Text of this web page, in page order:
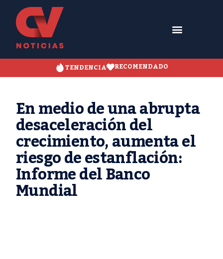
TENDENCIA RECOMENDADO
En medio de una abrupta
desaceleración del
crecimiento, aumenta el
riesgo de estanflación:
Informe del Banco
Mundial